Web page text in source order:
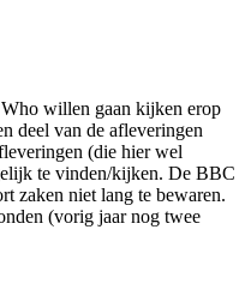
willen gaan kijken erop
deel van de afleveringen
(die hier wel
te vinden/kijken. De BBC
zaken niet lang te bewaren.
(vorig jaar nog twee